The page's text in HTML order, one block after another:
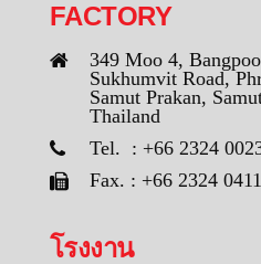
FACTORY
349 Moo 4,
Sukhumvit Road,
Samut Prakan,
Thailand
Tel. : +66 2324
Fax. : +66 2324 0411
โรงงาน